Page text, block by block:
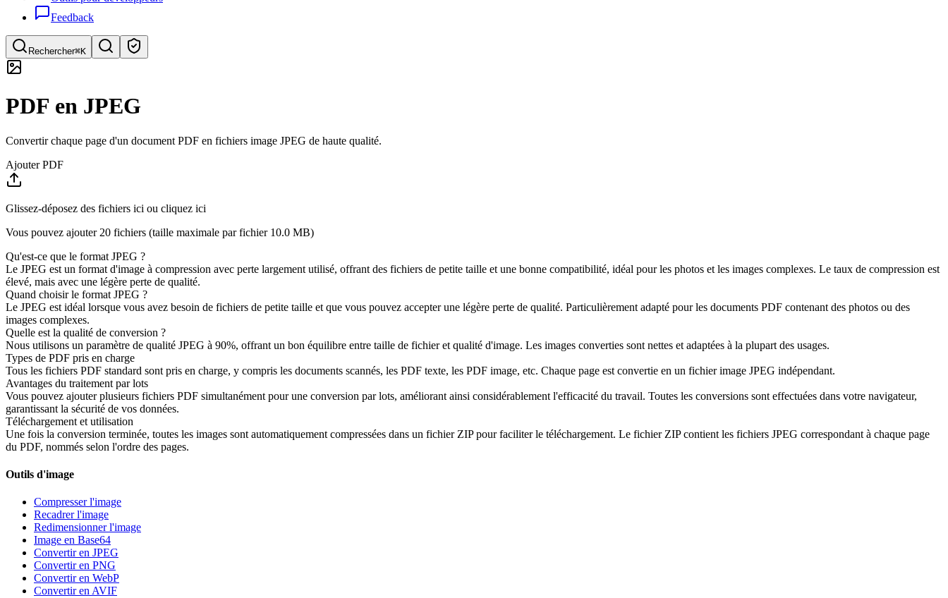
Feedback
Rechercher⌘K
Recherche rapide d'outils
PDF en JPEG
Convertir chaque page d'un document PDF en fichiers image JPEG de haute qualité.
Ajouter PDF
Glissez-déposez des fichiers ici ou cliquez ici
Vous pouvez ajouter 20 fichiers (taille maximale par fichier 10.0 MB)
Qu'est-ce que le format JPEG ?
Le JPEG est un format d'image à compression avec perte largement utilisé, offrant des fichiers de petite taille et une bonne compatibilité, idéal pour les photos et les images complexes. Le taux de compression est
élevé, mais avec une légère perte de qualité.
Quand choisir le format JPEG ?
Le JPEG est idéal lorsque vous avez besoin de fichiers de petite taille et que vous pouvez accepter une légère perte de qualité. Particulièrement adapté pour les documents PDF contenant des photos ou des
images complexes.
Quelle est la qualité de conversion ?
Nous utilisons un paramètre de qualité JPEG à 90%, offrant un bon équilibre entre taille de fichier et qualité d'image. Les images converties sont nettes et adaptées à la plupart des usages.
Types de PDF pris en charge
Tous les fichiers PDF standard sont pris en charge, y compris les documents scannés, les PDF texte, les PDF image, etc. Chaque page est convertie en un fichier image JPEG indépendant.
Avantages du traitement par lots
Vous pouvez ajouter plusieurs fichiers PDF simultanément pour une conversion par lots, améliorant ainsi considérablement l'efficacité du travail. Toutes les conversions sont effectuées dans votre navigateur,
garantissant la sécurité de vos données.
Téléchargement et utilisation
Une fois la conversion terminée, toutes les images sont automatiquement compressées dans un fichier ZIP pour faciliter le téléchargement. Le fichier ZIP contient les fichiers JPEG correspondant à chaque page
du PDF, nommés selon l'ordre des pages.
Outils d'image
Compresser l'image
Recadrer l'image
Redimensionner l'image
Image en Base64
Convertir en JPEG
Convertir en PNG
Convertir en WebP
Convertir en AVIF